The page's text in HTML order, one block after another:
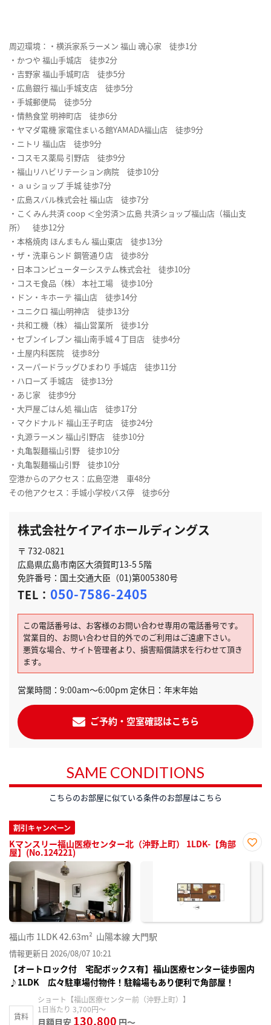
周辺環境：・横浜家系ラーメン 福山 魂心家 徒歩1分
・かつや 福山手城店 徒歩2分
・吉野家 福山手城町店 徒歩5分
・広島銀行 福山手城支店 徒歩5分
・手城郵便局 徒歩5分
・情熱食堂 明神町店 徒歩6分
・ヤマダ電機 家電住まいる館YAMADA福山店 徒歩9分
・ニトリ 福山店 徒歩9分
・コスモス薬局 引野店 徒歩9分
・福山リハビリテーション病院 徒歩10分
・ａｕショップ 手城 徒歩7分
・広島スバル株式会社 福山店 徒歩7分
・こくみん共済 coop ＜全労済＞広島 共済ショップ福山店（福山支
所） 徒歩12分
・本格焼肉 ほんまもん 福山東店 徒歩13分
・ザ・洗車らンド 鋼管通り店 徒歩8分
・日本コンピューターシステム株式会社 徒歩10分
・コスモ食品（株） 本社工場 徒歩10分
・ドン・キホーテ 福山店 徒歩14分
・ユニクロ 福山明神店 徒歩13分
・共和工機（株） 福山営業所 徒歩1分
・セブンイレブン 福山南手城４丁目店 徒歩4分
・土屋内科医院 徒歩8分
・スーパードラッグひまわり 手城店 徒歩11分
・ハローズ 手城店 徒歩13分
・あじ家 徒歩9分
・大戸屋ごはん処 福山店 徒歩17分
・マクドナルド 福山王子町店 徒歩24分
・丸源ラーメン 福山引野店 徒歩10分
・丸亀製麺福山引野 徒歩10分
・丸亀製麺福山引野 徒歩10分
空港からのアクセス：広島空港 車48分
その他アクセス：手城小学校バス停 徒歩6分
株式会社ケイアイホールディングス
〒 732-0821
広島県広島市南区大須賀町13-5 5階
免許番号：国土交通大臣（01)第005380号
TEL： 050-7586-2405
この電話番号は、お客様のお問い合わせ専用の電話番号です。
営業目的、お問い合わせ目的外でのご利用はご遠慮下さい。
悪質な場合、サイト管理者より、損害賠償請求を行わせて頂き
ます。
営業時間：9:00am～6:00pm 定休日：年末年始
ご予約・空室確認はこちら
SAME CONDITIONS
こちらのお部屋に似ている条件のお部屋はこちら
割引キャンペーン
Kマンスリー福山医療センター北（沖野上町） 1LDK-【角部
屋】(No.124221)
に入
福山市 1LDK42.63m² 山陽本線 大門駅
情報更新日 2026/08/07 10:21
【オートロック付 宅配ボックス有】福山医療センター徒歩圏内
♪1LDK 広々駐車場付物件！駐輪場もあり便利で角部屋！
賃料
ショート【福山医療センター前（沖野上町）】
1日当たり 3,700円～
月額目安 130,800 円～